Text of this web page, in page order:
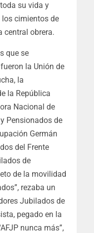
su vida y
cimientos de
central obrera.
que se
la Unión de
la
la República
Nacional de
Pensionados de
Germán
del Frente
de
de la movilidad
rezaba un
Jubilados de
pegado en la
nunca más”,